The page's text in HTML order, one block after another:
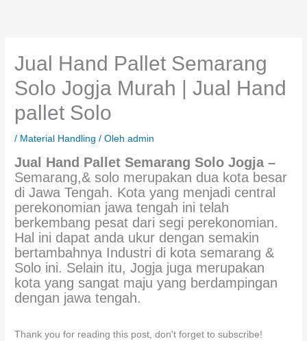
Jual Hand Pallet Semarang
Solo Jogja Murah | Jual Hand
pallet Solo
/ Material Handling / Olehadmin
Jual Hand Pallet Semarang Solo Jogja –
Semarang,& solo merupakan dua kota besar
di Jawa Tengah. Kota yang menjadi central
perekonomian jawa tengah ini telah
berkembang pesat dari segi perekonomian.
Hal ini dapat anda ukur dengan semakin
bertambahnya Industri di kota semarang &
Solo ini. Selain itu, Jogja juga merupakan
kota yang sangat maju yang berdampingan
dengan jawa tengah.
Thank you for reading this post, don't forget to subscribe!